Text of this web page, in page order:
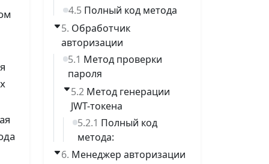
Полный код метода
Обработчик
авторизации
Метод проверки
пароля
Метод генерации
JWT-токена
Полный код
метода:
Менеджер авторизации